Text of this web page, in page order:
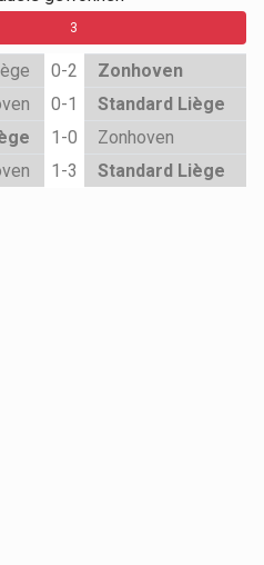
3
0-2 Zonhoven
0-1 Standard Liège
1-0 Zonhoven
1-3 Standard Liège